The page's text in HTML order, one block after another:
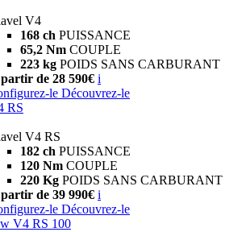
V4
168 ch PUISSANCE
65,2 Nm COUPLE
223 kg POIDS SANS CARBURANT
de 28 590€ i
le Découvrez-le
RS
V4 RS
182 ch PUISSANCE
120 Nm COUPLE
220 Kg POIDS SANS CARBURANT
de 39 990€ i
le Découvrez-le
V4 RS 100